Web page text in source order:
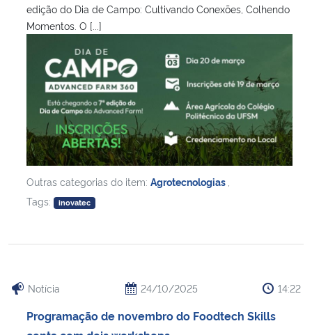
edição do Dia de Campo: Cultivando Conexões, Colhendo
Momentos. O [...]
Outras categorias do item: Agrotecnologias
Tags:
inovatec
Notícia 24/10/2025 14:22
Programação de novembro do Foodtech Skills